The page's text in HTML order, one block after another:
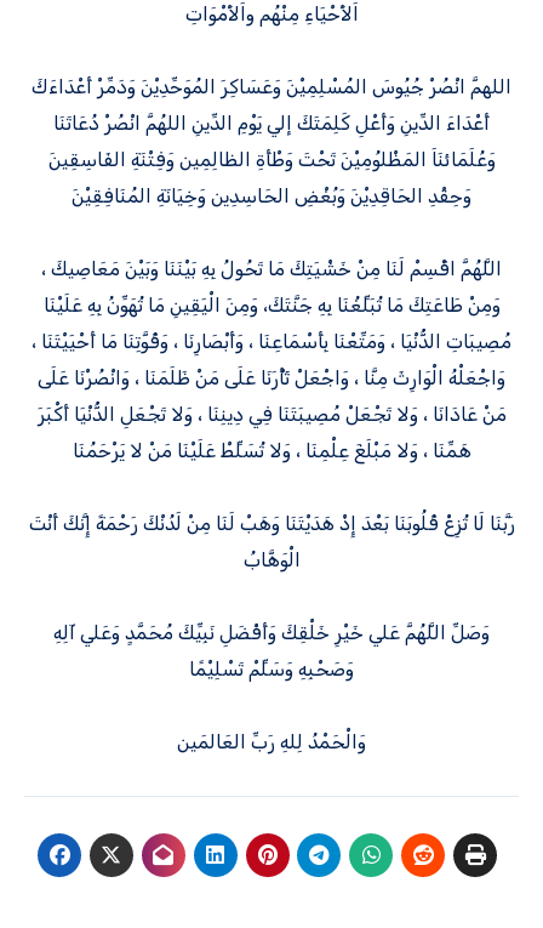
اَلأَحْيَاءِ مِنْهُم واَلأَمْوَاتِ
اللهمَّ انْصُرْ جُيُوسَ المُسْلِمِيْنَ وَعَسَاكِرَ المُوَحِّدِيْنَ وَدَمِّرْ أَعْدَاءَكَ
أَعْدَاءَ الدِّينِ وَأَعْلِ كَلِمَتَكَ إلي يَوْمِ الدِّينِ اللهُمَّ انْصُرْ دُعَاتَنَا
وَعُلَمَائنَاَ المَظْلوُمِيْنَ تَحْتَ وَطْأَةِ الظالِمِين وَفِتْنَةِ الفَاسِقِينَ
وَحِقْدِ الحَاقِدِيْنَ وَبُغْضِ الحَاسِدِين وَخِيَانَةِ المُنَافِقِيْنَ
اللَّهُمَّ اقْسِمْ لَنَا مِنْ خَشْيَتِكَ مَا تَحُولُ بِهِ بَيْنَنَا وَبَيْنَ مَعَاصِيكَ ،
وَمِنْ طَاعَتِكَ مَا تُبَلِّغُنَا بِهِ جَنَّتَكَ، وَمِنَ الْيَقِينِ مَا تُهَوِّنُ بِهِ عَلَيْنَا
مُصِيبَاتِ الدُّنْيَا ، وَمَتِّعْنَا بِأَسْمَاعِنَا ، وَأَبْصَارِنَا ، وَقُوَّتِنَا مَا أَحْيَيْتَنَا ،
وَاجْعَلْهُ الْوَارِثَ مِنَّا ، وَاجْعَلْ ثَأْرَنَا عَلَى مَنْ ظَلَمَنَا ، وَانْصُرْنَا عَلَى
مَنْ عَادَانَا ، وَلا تَجْعَلْ مُصِيبَتَنَا فِي دِينِنَا ، وَلا تَجْعَلِ الدُّنْيَا أَكْبَرَ
هَمِّنَا ، وَلا مَبْلَغَ عِلْمِنَا ، وَلا تُسَلِّطْ عَلَيْنَا مَنْ لا يَرْحَمُنَا
رَبَّنَا لَا تُزِغْ قُلُوبَنَا بَعْدَ إِذْ هَدَيْتَنَا وَهَبْ لَنَا مِنْ لَدُنْكَ رَحْمَةً إِنَّكَ أَنْتَ
الْوَهَّابُ
وَصَلِّ اللَّهُمَّ عَلي خَيْرِ خَلْقِكَ وَأَفْضَلِ نَبِيِّكَ مُحَمَّدٍ وَعَلي آلِهِ
وَصَحْبِهِ وَسَلِّمْ تَسْلِيْمًا
وَالْحَمْدُ لِلهِ رَبِّ العَالمَين